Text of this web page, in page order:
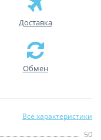
Доставка
Обмен
Все характеристики
50